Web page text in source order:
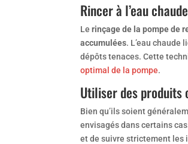
Rincer à l’eau
Lerinçage de la pompe de
accumulées. L’eau
dépôts tenaces. Cette
optimal de la pompe.
Utiliser des produits
Bien qu’ils soient
envisagés dans certains
et de suivre strictement les